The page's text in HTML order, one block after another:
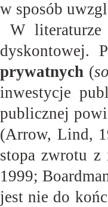
w sposób
W literaturze
dyskontowej.
prywatnych (
inwestycje
publicznej
(Arrow, Lind,
stopa zwrotu
1999;
jest nie do